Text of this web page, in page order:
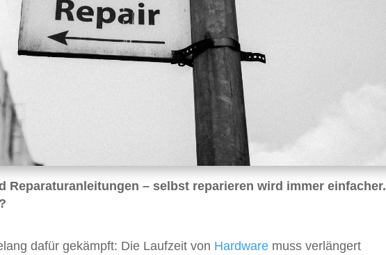
Reparaturanleitungen – selbst reparieren wird immer einfacher.
dafür gekämpft: Die Laufzeit von Hardware muss verlängert